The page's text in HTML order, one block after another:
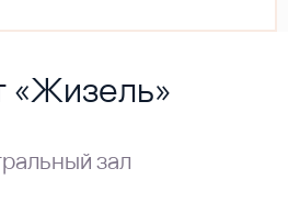
«Жизель»
зал